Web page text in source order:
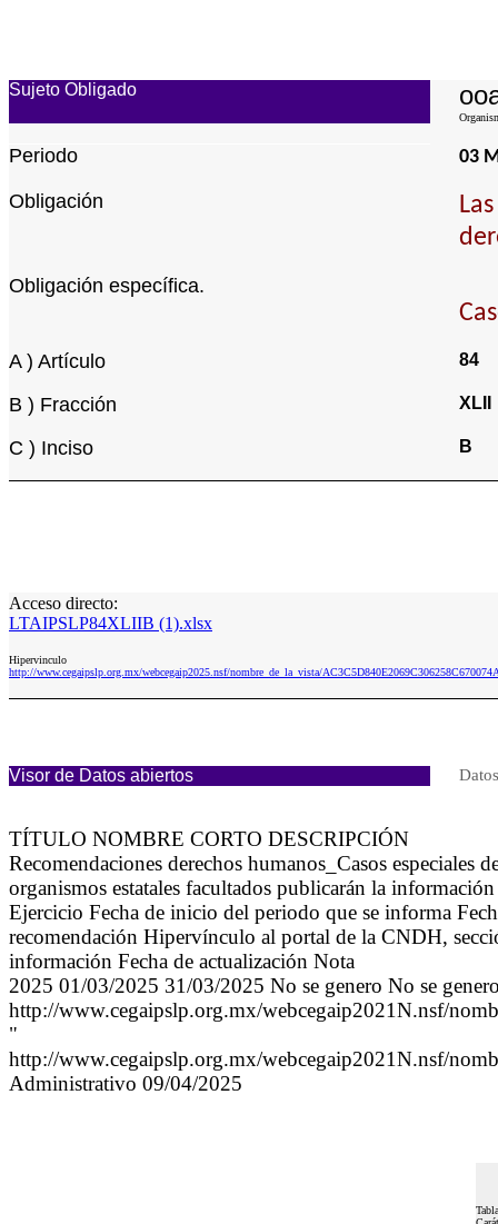
Sujeto Obligado
Periodo 03
Obligación
Obligación específica.
A ) Artículo 84
B ) Fracción XLII
C ) Inciso B
Acceso directo:
LTAIPSLP84XLIIB (1).xlsx
Hipervinculo
http://www.cegaipslp.org.mx/webcegaip2025.nsf/nombre_de_la_vista/
Visor de Datos abiertos
TÍTULO NOMBRE CORTO DESCRIPCIÓN
Recomendaciones derechos humanos_Casos
organismos estatales facultados publicarán la
Ejercicio Fecha de inicio del periodo que se informa
recomendación Hipervínculo al portal de la CNDH,
información Fecha de actualización Nota
2025 01/03/2025 31/03/2025 No se genero No se
http://www.cegaipslp.org.mx/webcegaip2021N.nsf/
"
http://www.cegaipslp.org.mx/webcegaip2021N.nsf/
Administrativo 09/04/2025